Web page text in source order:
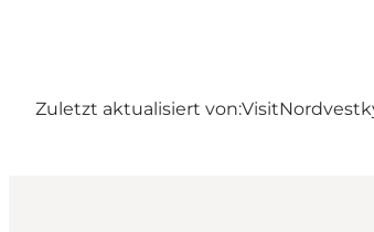
Zuletzt aktualisiert von: